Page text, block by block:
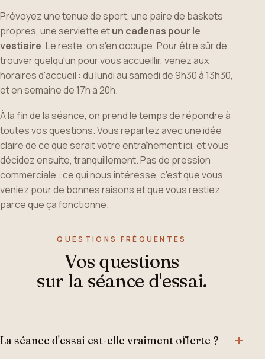
Prévoyez une tenue de sport, une paire de baskets
propres, une serviette etun cadenas pour le
vestiaire. Le reste, on s'en occupe. Pour être sûr de
trouver quelqu'un pour vous accueillir, venez aux
horaires d'accueil : du lundi au samedi de 9h30 à 13h30,
et en semaine de 17h à 20h.
À la fin de la séance, on prend le temps de répondre à
toutes vos questions. Vous repartez avec une idée
claire de ce que serait votre entraînement ici, et vous
décidez ensuite, tranquillement. Pas de pression
commerciale : ce qui nous intéresse, c'est que vous
veniez pour de bonnes raisons et que vous restiez
parce que ça fonctionne.
QUESTIONS FRÉQUENTES
Vos questions
sur la séance d'essai.
La séance d'essai est-elle vraiment offerte ?